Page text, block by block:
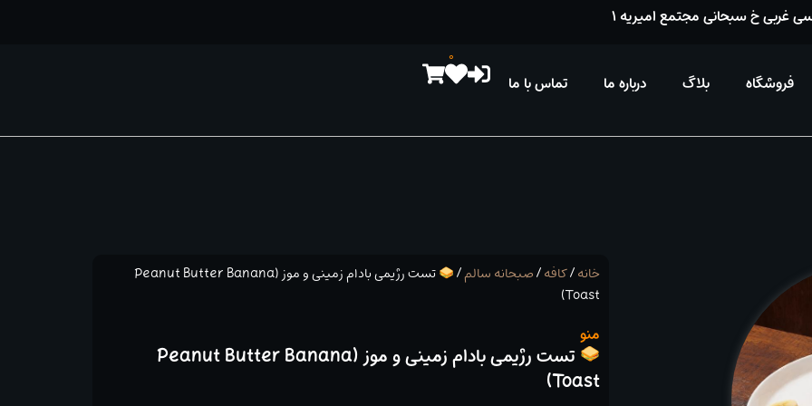
غربی خ سبحانی مجتمع امیریه ۱
فروشگاه بلاگ درباره ما تماس با ما
0
خانه/کافه/صبحانه سالم/
تست رژیمی بادام زمینی و موز (Peanut Butter Banana
Toast)
منو
تست رژیمی بادام زمینی و موز (Peanut Butter Banana
Toast)